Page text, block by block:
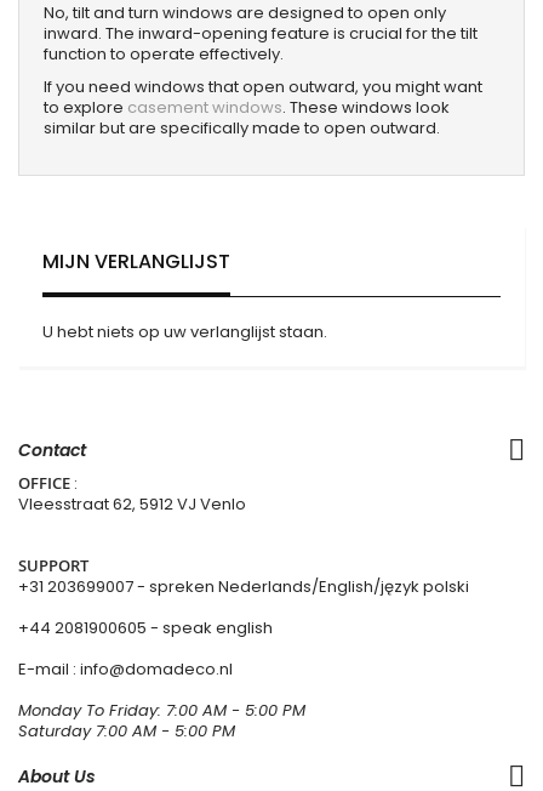
No, tilt and turn windows are designed to open only
inward. The inward-opening feature is crucial for the tilt
function to operate effectively.
If you need windows that open outward, you might want
to explore casement windows. These windows look
similar but are specifically made to open outward.
MIJN VERLANGLIJST
U hebt niets op uw verlanglijst staan.
Contact
OFFICE :
Vleesstraat 62, 5912 VJ Venlo
SUPPORT
+31 203699007- spreken Nederlands/English/język polski
+44 2081900605 - speak english
E-mail : info@domadeco.nl
Monday To Friday: 7:00 AM - 5:00 PM
Saturday 7:00 AM - 5:00 PM
About Us